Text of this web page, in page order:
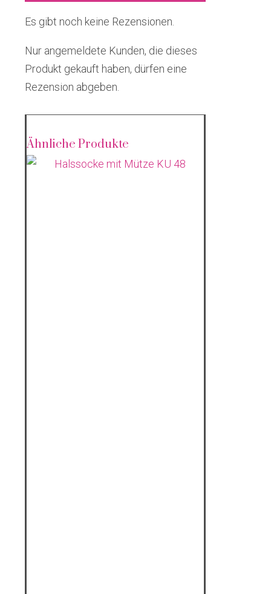
Es gibt noch keine Rezensionen.
Nur angemeldete Kunden, die dieses
Produkt gekauft haben, dürfen eine
Rezension abgeben.
Ähnliche Produkte